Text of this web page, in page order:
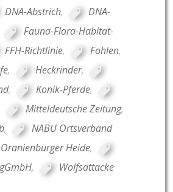
DNA-Abstrich,
DNA-
Fauna-Flora-Habitat-
FFH-Richtlinie, Fohlen,
, Heckrinder,
, Konik-Pferde,
Mitteldeutsche Zeitung,
,
NABU Ortsverband
Oranienburger Heide,
, Wolfsattacke